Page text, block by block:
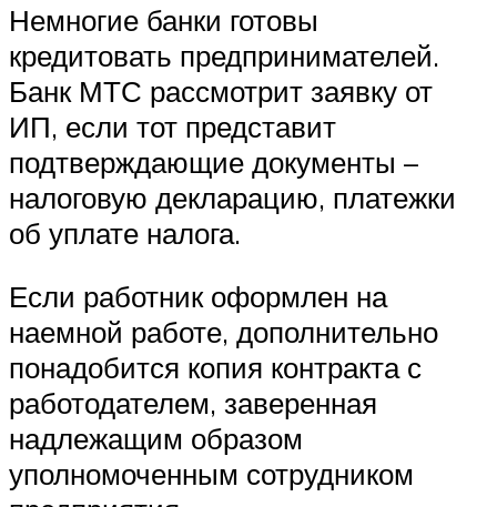
Немногие банки готовы
кредитовать предпринимателей.
Банк МТС рассмотрит заявку от
ИП, если тот представит
подтверждающие документы –
налоговую декларацию, платежки
об уплате налога.
Если работник оформлен на
наемной работе, дополнительно
понадобится копия контракта с
работодателем, заверенная
надлежащим образом
уполномоченным сотрудником